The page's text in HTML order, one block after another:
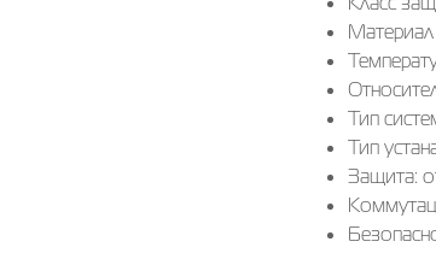
Материал
Тип
Тип
Защита: